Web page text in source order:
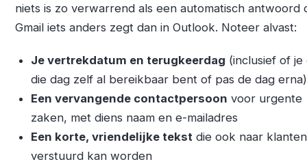
niets is zo verwarrend als een automatisch antwoord
Gmail iets anders zegt dan in Outlook. Noteer alvast:
Je vertrekdatum en terugkeerdag (inclusief of je
die dag zelf al bereikbaar bent of pas de dag erna)
Een vervangende contactpersoon voor urgente
zaken, met diens naam en e-mailadres
Een korte, vriendelijke tekst die ook naar klanten
verstuurd kan worden